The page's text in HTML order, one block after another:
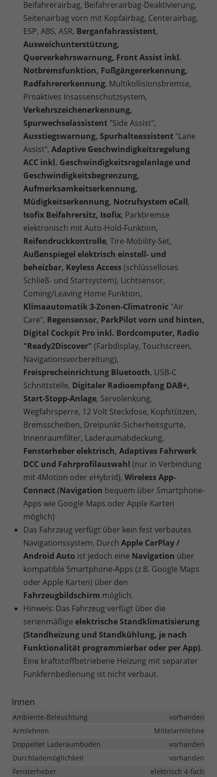
Beifahrerairbag, Beifahrerairbag-Deaktivierung,
Seitenairbag vorn mit Kopfairbag, Centerairbag,
ESP, ABS, ASR, Berganfahrassistent,
Ausweichunterstützung,
Querverkehrswarnung, Front Assist inkl.
Notbremsfunktion, Fußgängererkennung,
Radfahrererkennung, Multikollisionsbremse,
Proaktives Insassenschutzsystem,
Verkehrszeichenerkennung,
Spurwechselassistent "Side Assist",
Ausstiegswarnung, Spurhalteassistent "Lane
Assist", Adaptive Geschwindigkeitsregelung
ACC inkl. Geschwindigkeitsregelanlage und
Geschwindigkeitsbegrenzung,
Aufmerksamkeitserkennung,
Müdigkeitserkennung, Notrufsystem eCall,
Isofix Beifahrersitz, Isofix, Parkbremse
elektronisch mit Auto-Hold-Funktion,
Reifendruckkontrolle, Tire-Mobility-Set,
Außenspiegel elektrisch einstell- und
beheizbar, Keyless Access(schlüsselloses
Schließ- und Startsystem), Lichtsensor,
Coming/Leaving Home Funktion,
Klimaautomatik 3-Zonen-Climatronic "Air
Care", Regensensor, ParkPilot vorn und hinten,
Digital Cockpit Pro inkl. Bordcomputer, Radio
"Ready2Discover" (Farbdisplay, Touchscreen,
Navigationsvorbereitung),
Freisprecheinrichtung Bluetooth, USB-C
Schnittstelle, Digitaler Radioempfang DAB+,
Start-Stopp-Anlage, Servolenkung,
Wegfahrsperre, 12 Volt Steckdose, Kopfstützen,
Bremsscheiben, Dreipunkt-Sicherheitsgurte,
Innenraumfilter, Laderaumabdeckung,
Fensterheber elektrisch, Adaptives Fahrwerk
DCC und Fahrprofilauswahl (nur in Verbindung
mit 4Motion oder eHybrid), Wireless App-
Connect(Navigation bequem über Smartphone-
Apps wie Google Maps oder Apple Karten
möglich)
Das Fahrzeug verfügt über kein fest verbautes
Navigationssystem. Durch Apple CarPlay /
Android Auto ist jedoch eine Navigation über
kompatible Smartphone-Apps (z.B. Google Maps
oder Apple Karten) über den
Fahrzeugbildschirm möglich.
Hinweis: Das Fahrzeug verfügt über die
serienmäßige elektrische Standklimatisierung
(Standheizung und Standkühlung, je nach
Funktionalität programmierbar oder per App).
Eine kraftstoffbetriebene Heizung mit separater
Funkfernbedienung ist nicht verbaut.
Innen
Ambiente-Beleuchtung
vorhanden
Armlehnen
Mittelarmlehne
Doppelter Laderaumboden
vorhanden
Durchlademöglichkeit
vorhanden
Fensterheber
elektrisch 4-fach